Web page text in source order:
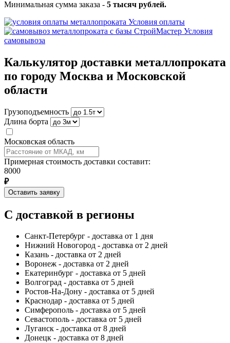
Минимальная сумма заказа - 5 тысяч рублей.
Условия оплаты
Условия
самовывоза
Калькулятор доставки металлопроката
по городу Москва и Московской
области
Грузоподъемность
Длина борта
Московская область
Примерная стоимость доставки составит:
8000
₽
Оставить заявку
С доставкой в регионы
Санкт-Петербург - доставка от 1 дня
Нижний Новогород - доставка от 2 дней
Казань - доставка от 2 дней
Воронеж - доставка от 2 дней
Екатеринбург - доставка от 5 дней
Волгоград - доставка от 5 дней
Ростов-На-Дону - доставка от 5 дней
Краснодар - доставка от 5 дней
Симферополь - доставка от 5 дней
Севастополь - доставка от 5 дней
Луганск - доставка от 8 дней
Донецк - доставка от 8 дней